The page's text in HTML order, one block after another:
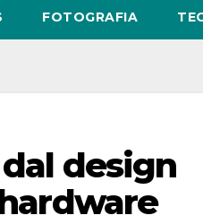
FOTOGRAFIA
design